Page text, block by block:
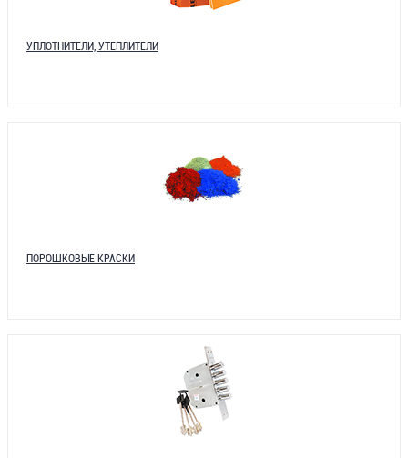
УПЛОТНИТЕЛИ, УТЕПЛИТЕЛИ
ПОРОШКОВЫЕ КРАСКИ